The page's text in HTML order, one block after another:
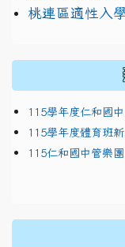
link to https://
桃連區適性入
115學年度仁和國
115學年度體育班
115仁和國中管樂